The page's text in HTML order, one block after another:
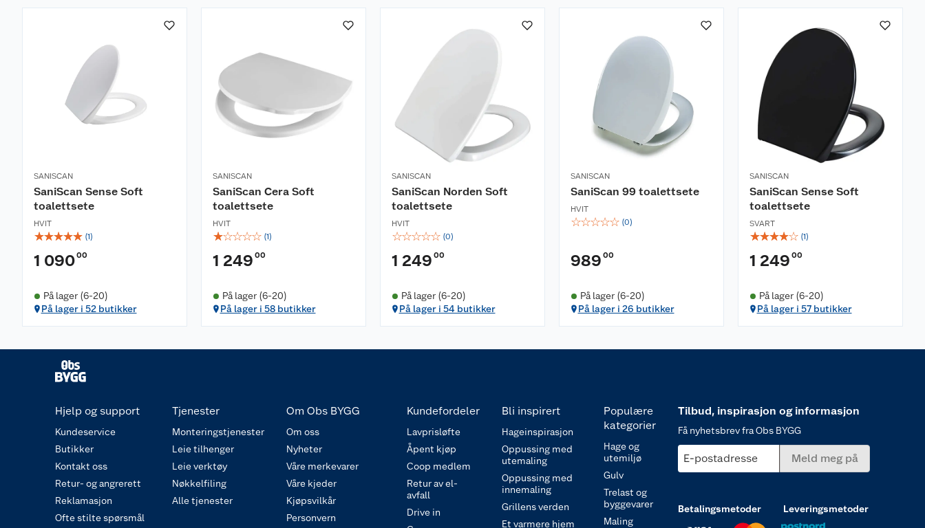
SANISCAN
SaniScan Sense Soft
toalettsete
HVIT
☆☆☆☆☆ (1)
1 09000
På lager (6-20)
På lager i 52 butikker
SANISCAN
SaniScan Cera Soft
toalettsete
HVIT
☆☆☆☆☆ (1)
1 249 00
På lager (6-20)
På lager i 58 butikker
SANISCAN
SaniScan Norden Soft
toalettsete
HVIT
☆☆☆☆☆ (0)
1 249 00
På lager (6-20)
På lager i 54 butikker
SANISCAN
SaniScan 99 toalettsete
HVIT
☆☆☆☆☆ (0)
989 00
På lager (6-20)
På lager i 26 butikker
SANISCAN
SaniScan Sense Soft
toalettsete
SVART
☆☆☆☆☆ (1)
1 249 00
På lager (6-20)
På lager i 57 butikker
Hjelp og support
Kundeservice
Butikker
Kontakt oss
Retur- og angrerett
Reklamasjon
Ofte stilte spørsmål
Tjenester
Monteringstjenester
Leie tilhenger
Leie verktøy
Nøkkelfiling
Alle tjenester
Om Obs BYGG
Om oss
Nyheter
Våre merkevarer
Våre kjeder
Kjøpsvilkår
Personvern
Kundefordeler
Lavprisløfte
Åpent kjøp
Coop medlem
Retur av el-
avfall
Drive in
Bli inspirert
Hageinspirasjon
Oppussing med
utemaling
Oppussing med
innemaling
Grillens verden
Et varmere hjem
Populære
kategorier
Hage og
utemiljø
Gulv
Trelast og
byggevarer
Maling
Tilbud, inspirasjon og informasjon
Få nyhetsbrev fra Obs BYGG
E-postadresse Meld meg på
Betalingsmetoder Leveringsmetoder